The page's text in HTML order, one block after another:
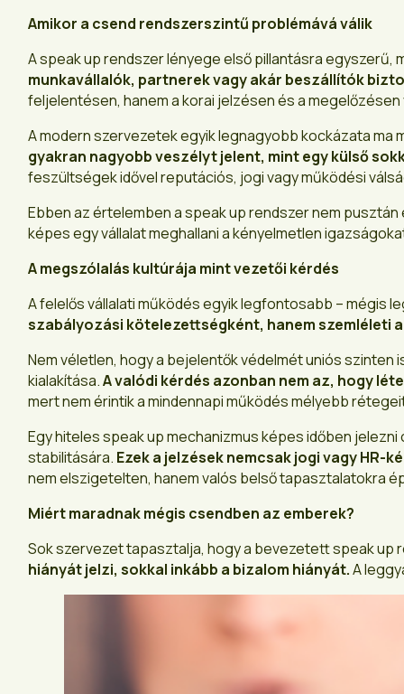
Amikor a csend rendszerszintű problémává válik
A speak up rendszer lényege első pillantásra egyszerű,
munkavállalók, partnerek vagy akár beszállítók
feljelentésen, hanem a korai jelzésen és a
A modern szervezetek egyik legnagyobb kockázata
gyakran nagyobb veszélyt jelent, mint egy külső
feszültségek idővel reputációs, jogi vagy működési
Ebben az értelemben a speak up rendszer nem
képes egy vállalat meghallani a kényelmetlen
A megszólalás kultúrája mint vezetői kérdés
A felelős vállalati működés egyik legfontosabb – mégis
szabályozási kötelezettségként, hanem szemléleti
Nem véletlen, hogy a bejelentők védelmét uniós
kialakítása.A valódi kérdés azonban nem az, hogy
mert nem érintik a mindennapi működés mélyebb
Egy hiteles speak up mechanizmus képes időben
stabilitására. Ezek a jelzések nemcsak jogi vagy
nem elszigetelten, hanem valós belső tapasztalatokra
Miért maradnak mégis csendben az emberek?
Sok szervezet tapasztalja, hogy a bevezetett speak
hiányát jelzi, sokkal inkább a bizalom hiányát.A